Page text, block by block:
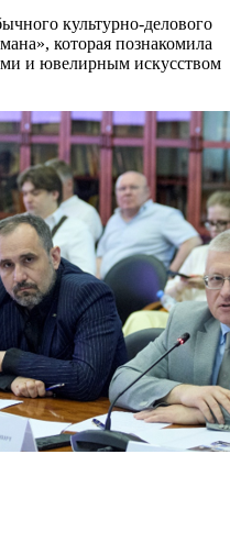
культурно-делового
которая познакомила
и ювелирным искусством